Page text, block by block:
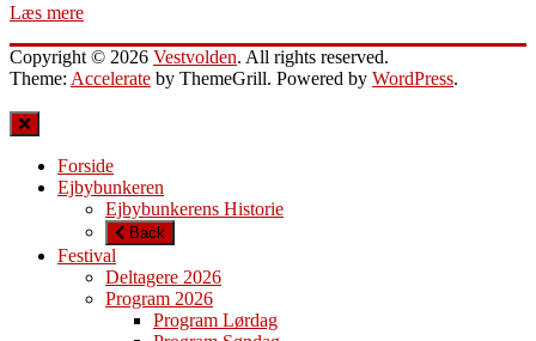
Læs mere
Copyright © 2026 Vestvolden. All rights reserved.
Theme: Accelerate by ThemeGrill. Powered by WordPress.
Forside
Ejbybunkeren
Ejbybunkerens Historie
Back
Festival
Deltagere 2026
Program 2026
Program Lørdag